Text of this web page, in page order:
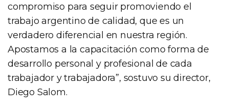
compromiso para seguir promoviendo el
trabajo argentino de calidad, que es un
verdadero diferencial en nuestra región.
Apostamos a la capacitación como forma de
desarrollo personal y profesional de cada
trabajador y trabajadora”, sostuvo su director,
Diego Salom.